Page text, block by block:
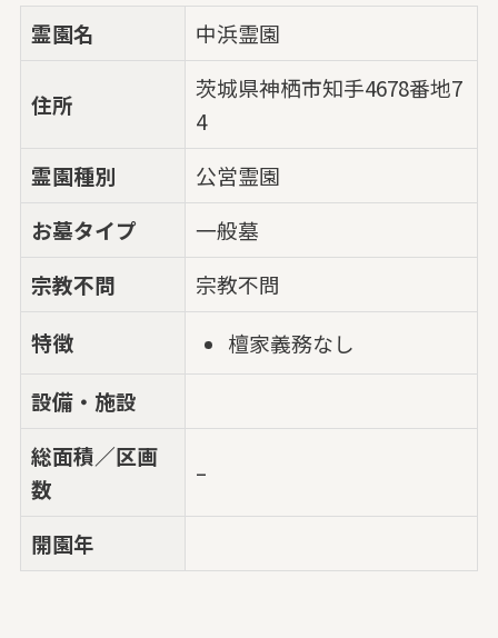
霊園名 中浜霊園
住所
茨城県神栖市知手4678番地7
4
霊園種別
公営霊園
お墓タイプ
一般墓
宗教不問
宗教不問
特徴
檀家義務なし
設備・施設
総面積／区画
数
–
開園年